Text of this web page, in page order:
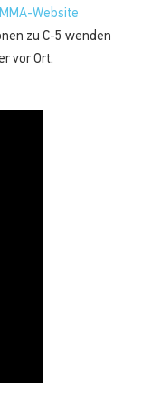
Website
zu C-5 wenden
vor Ort.